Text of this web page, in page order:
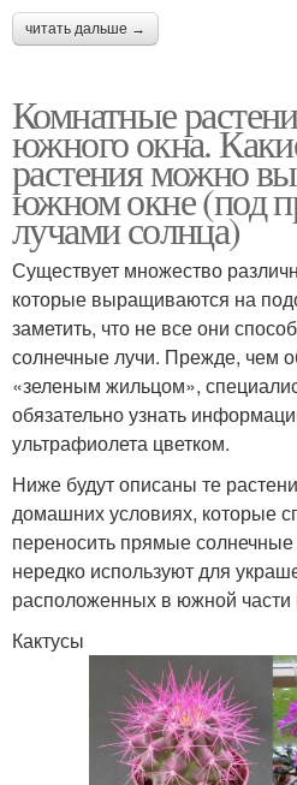
читать дальше →
Комнатные
южного окна.
растения можно
южном окне (под
лучами солнца)
Существует множество
которые выращиваются на
заметить, что не все они
солнечные лучи. Прежде, чем
«зеленым жильцом»,
обязательно узнать
ультрафиолета цветком.
Ниже будут описаны те
домашних условиях, которые
переносить прямые
нередко используют для
расположенных в южной
Кактусы